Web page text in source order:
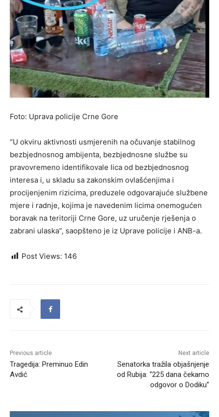
Foto: Uprava policije Crne Gore
“U okviru aktivnosti usmjerenih na očuvanje stabilnog
bezbjednosnog ambijenta, bezbjednosne službe su
pravovremeno identifikovale lica od bezbjednosnog
interesa i, u skladu sa zakonskim ovlašćenjima i
procijenjenim rizicima, preduzele odgovarajuće službene
mjere i radnje, kojima je navedenim licima onemogućen
boravak na teritoriji Crne Gore, uz uručenje rješenja o
zabrani ulaska”, saopšteno je iz Uprave policije i ANB-a.
Post Views: 146
Previous article
Tragedija: Preminuo Edin
Avdić
Next article
Senatorka tražila objašnjenje
od Rubija: “225 dana čekamo
odgovor o Dodiku”